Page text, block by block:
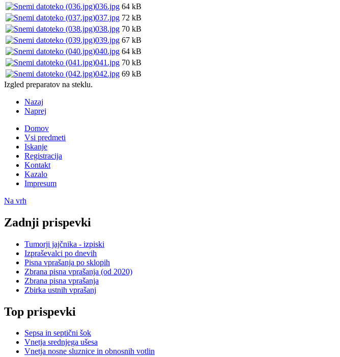
036.jpg 64 kB
037.jpg 72 kB
038.jpg 70 kB
039.jpg 67 kB
040.jpg 64 kB
041.jpg 70 kB
042.jpg 69 kB
Izgled preparatov na steklu.
Nazaj
Naprej
Domov
Vsi predmeti
Iskanje
Registracija
Kontakt
Kazalo
Impresum
Na vrh
Zadnji prispevki
Tumorji jajčnika - izpiski
Izpraševalci po dnevih
Pisna vprašanja po sklopih
Zbrana pisna vprašanja (od 2020)
Zbrana pisna vprašanja
Zbirka ustnih vprašanj
Top prispevki
Sepsa in septični šok
Vnetja srednjega ušesa
Vnetja nosne sluznice in obnosnih votlin